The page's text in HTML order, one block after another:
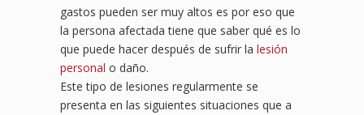
gastos pueden ser muy altos es por eso que
la persona afectada tiene que saber qué es lo
que puede hacer después de sufrir la lesión
personal o daño.
Este tipo de lesiones regularmente se
presenta en las siguientes situaciones que a